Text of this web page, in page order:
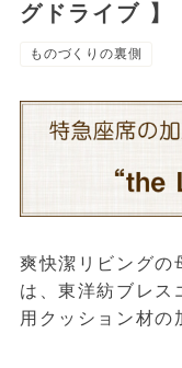
グドライブ 】
ものづくりの裏側
爽快潔リビングの
は、東洋紡ブレ
用クッション材の